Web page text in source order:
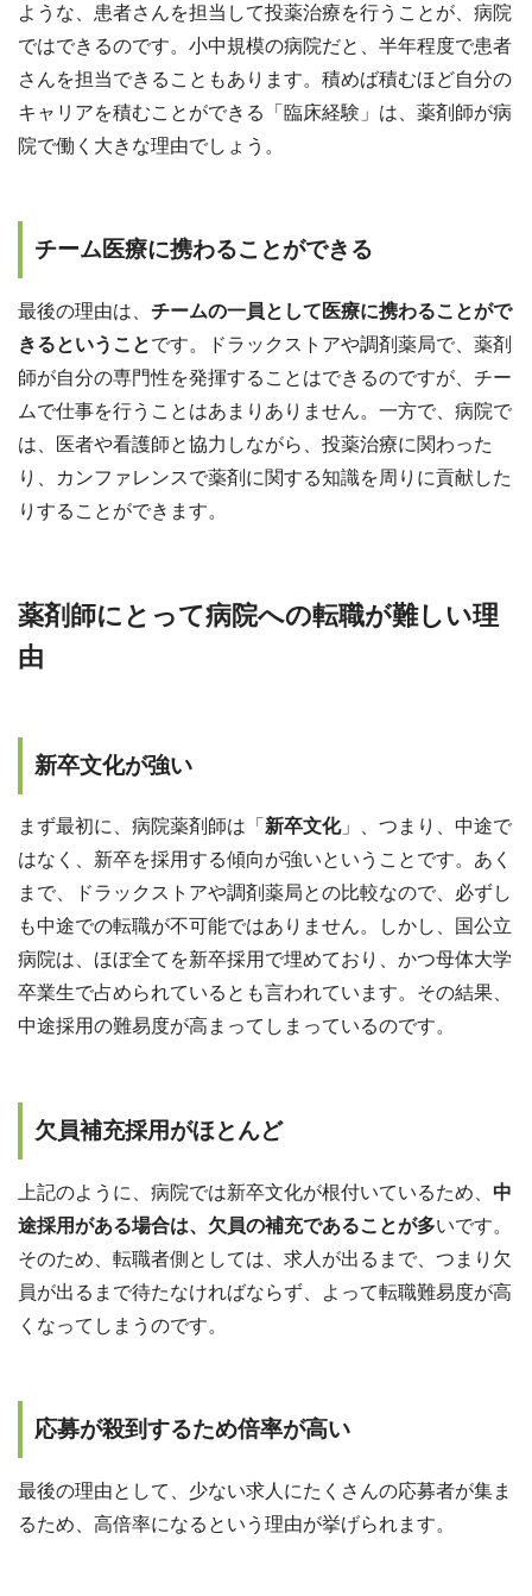
ような、患者さんを担当して投薬治療を行うことが、病院
ではできるのです。小中規模の病院だと、半年程度で患者
さんを担当できることもあります。積めば積むほど自分の
キャリアを積むことができる「臨床経験」は、薬剤師が病
院で働く大きな理由でしょう。
チーム医療に携わることができる
最後の理由は、 チームの一員として医療に携わることがで
きるということです。ドラックストアや調剤薬局で、薬剤
師が自分の専門性を発揮することはできるのですが、チー
ムで仕事を行うことはあまりありません。一方で、病院で
は、医者や看護師と協力しながら、投薬治療に関わった
り、カンファレンスで薬剤に関する知識を周りに貢献した
りすることができます。
薬剤師にとって病院への転職が難しい理
由
新卒文化が強い
まず最初に、病院薬剤師は「 新卒文化」、つまり、中途で
はなく、新卒を採用する傾向が強いということです。あく
まで、ドラックストアや調剤薬局との比較なので、必ずし
も中途での転職が不可能ではありません。しかし、国公立
病院は、ほぼ全てを新卒採用で埋めており、かつ母体大学
卒業生で占められているとも言われています。その結果、
中途採用の難易度が高まってしまっているのです。
欠員補充採用がほとんど
上記のように、病院では新卒文化が根付いているため、 中
途採用がある場合は、欠員の補充であることが多いです。
そのため、転職者側としては、求人が出るまで、つまり欠
員が出るまで待たなければならず、よって転職難易度が高
くなってしまうのです。
応募が殺到するため倍率が高い
最後の理由として、少ない求人にたくさんの応募者が集ま
るため、高倍率になるという理由が挙げられます。